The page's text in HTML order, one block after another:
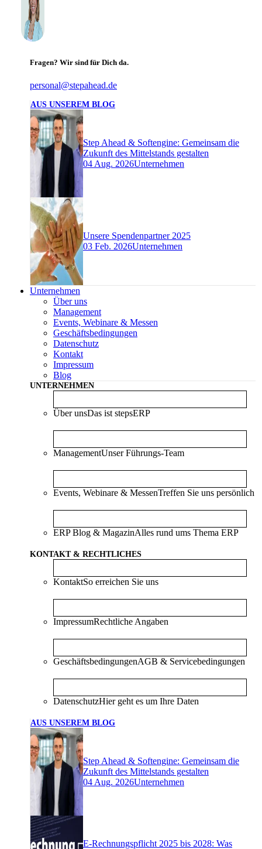
Fragen? Wir sind für Dich da.
personal@stepahead.de
AUS UNSEREM BLOG
Step Ahead & Softengine: Gemeinsam die
Zukunft des Mittelstands gestalten
04 Aug. 2026Unternehmen
Unsere Spendenpartner 2025
03 Feb. 2026Unternehmen
Unternehmen
Über uns
Management
Events, Webinare & Messen
Geschäftsbedingungen
Datenschutz
Kontakt
Impressum
Blog
UNTERNEHMEN
Über unsDas ist stepsERP
ManagementUnser Führungs-Team
Events, Webinare & MessenTreffen Sie uns persönlich
ERP Blog & MagazinAlles rund ums Thema ERP
KONTAKT & RECHTLICHES
KontaktSo erreichen Sie uns
ImpressumRechtliche Angaben
GeschäftsbedingungenAGB & Servicebedingungen
DatenschutzHier geht es um Ihre Daten
AUS UNSEREM BLOG
Step Ahead & Softengine: Gemeinsam die
Zukunft des Mittelstands gestalten
04 Aug. 2026Unternehmen
E-Rechnungspflicht 2025 bis 2028: Was